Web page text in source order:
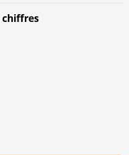
chiffres